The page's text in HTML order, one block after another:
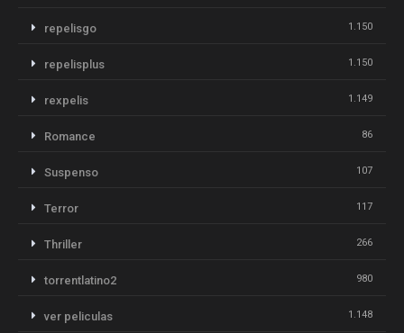
repelisgo 1.150
repelisplus 1.150
rexpelis 1.149
Romance 86
Suspenso 107
Terror 117
Thriller 266
torrentlatino2 980
ver peliculas 1.148